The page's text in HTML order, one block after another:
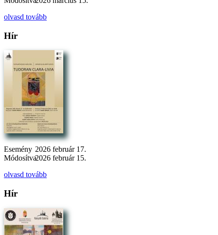
olvasd tovább
Hír
Esemény 2026 február 17.
Módosítva2026 február 15.
olvasd tovább
Hír